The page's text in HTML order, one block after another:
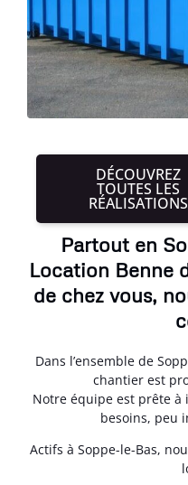
DÉCOUVREZ
TOUTES LES
RÉALISATIONS
Partout en
Location Benne
de chez vous,
Dans l’ensemble de
chantier est
Notre équipe est prête
besoins, peu
Actifs à Soppe-le-Bas,